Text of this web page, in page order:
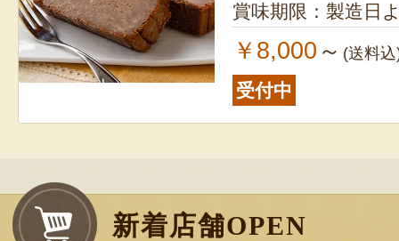
賞味期限：製造日
￥8,000 ～ (送料
受付中
新着店舗OPEN